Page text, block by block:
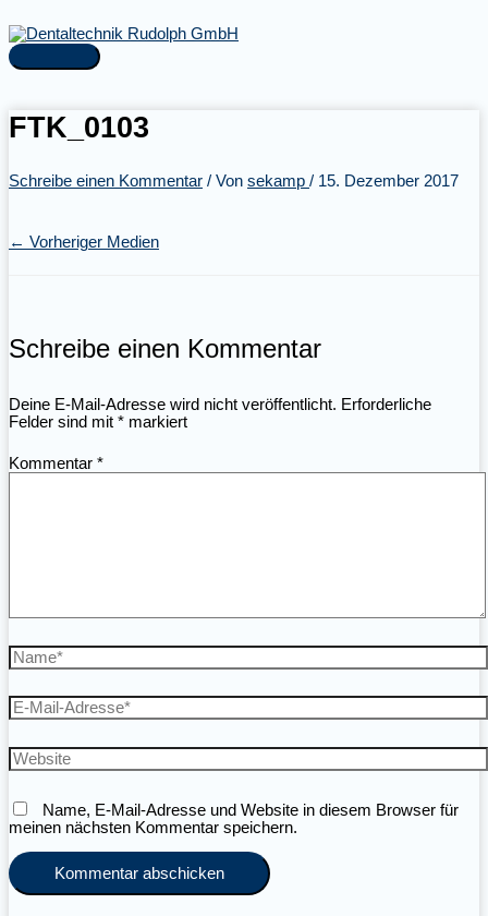
Inhalt
springen
Hauptmenü
FTK_0103
Schreibe einen Kommentar / Von sekamp / 15. Dezember 2017
← Vorheriger Medien
Schreibe einen Kommentar
Deine E-Mail-Adresse wird nicht veröffentlicht. Erforderliche
Felder sind mit * markiert
Kommentar *
Name*
E-
Mail-
Website
Name, E-Mail-Adresse und Website in diesem Browser für
meinen nächsten Kommentar speichern.